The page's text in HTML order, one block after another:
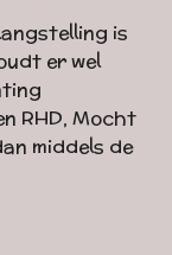
is
er wel
RHD, Mocht
middels de